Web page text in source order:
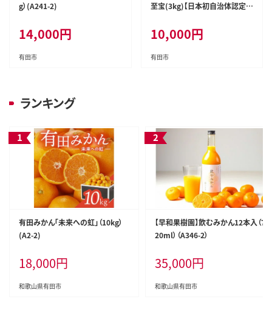
g）(A241-2)
14,000円
有田市
至宝(3kg)【日本初自治体認定フ
10,000円
有田市
ランキング
有田みかん「未来への虹」（10kg）
(A2-2)
18,000円
和歌山県有田市
【早和果樹園】飲むみかん12本入（7
20ml）（A346-2）
35,000円
和歌山県有田市